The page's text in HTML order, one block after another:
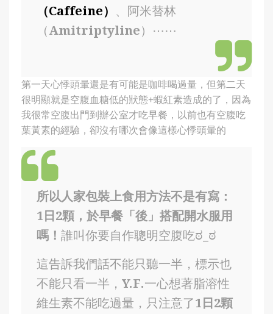
（Caffeine） 、阿米替林
（Amitriptyline）⋯⋯
第一天心悸頭暈還是有可能是咖啡喝過量，但第二天
很明顯就是空腹血糖低的狀態+蝦紅素造成的了，因為
我很常空腹出門到辦公室才吃早餐，以前也有空腹吃
葉黃素的經驗，卻沒有哪次會像這樣心悸頭暈的
所以人家包裝上食用方法不是有寫：
1日2顆，於早餐「後」搭配開水服用
嗎！ 誰叫你要自作聰明空腹吃ಠ_ಠ
這告訴我們話不能只聽一半，標示也
不能只看一半，Y.F.一心想著脂溶性
維生素不能吃過量，只注意了1日2顆